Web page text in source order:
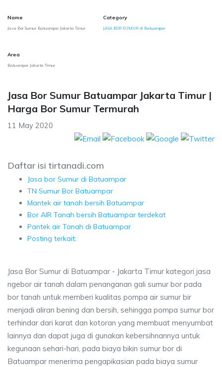
Name
Jasa Bor Sumur Batuampar Jakarta Timur
Category
JASA BOR SUMUR di Batuampar
Area
Batuampar Jakarta Timur
Jasa Bor Sumur Batuampar Jakarta Timur |
Harga Bor Sumur Termurah
11 May 2020
Daftar isi tirtanadi.com
Jasa bor Sumur di Batuampar
TN Sumur Bor Batuampar
Mantek air tanah bersih Batuampar
Bor AIR Tanah bersih Batuampar terdekat
Pantek air Tanah di Batuampar
Posting terkait:
Jasa Bor Sumur di Batuampar - Jakarta Timur kategori jasa
ngebor air tanah dalam penanganan gali sumur bor pada
bor tanah untuk memberi kualitas pompa air sumur bir
menjadi aliran bening dan bersih, sehingga pompa sumur bor
terhindar dari karat dan kotoran yang membuat menyumbat
lainnya dan dapat juga di gunakan kebersihnannya untuk
kegunaan sehari-hari, pada biaya bikin sumur bor di
Batuampar menerima pengapikasian pada biaya sumur